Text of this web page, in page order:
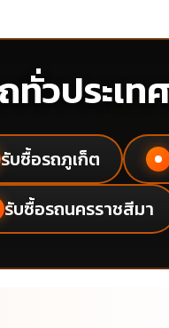
ทั่วประเ
รับซื้อรถภูเก็ต ●
รับซื้อรถนครราชสีมา